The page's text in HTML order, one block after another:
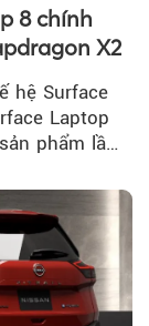
8 chính
X2
hệ Surface
Laptop
phẩm lần